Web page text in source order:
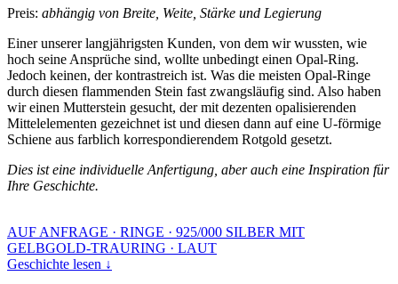
Preis: abhängig von Breite, Weite, Stärke und Legierung
Einer unserer langjährigsten Kunden, von dem wir wussten, wie
hoch seine Ansprüche sind, wollte unbedingt einen Opal-Ring.
Jedoch keinen, der kontrastreich ist. Was die meisten Opal-Ringe
durch diesen flammenden Stein fast zwangsläufig sind. Also haben
wir einen Mutterstein gesucht, der mit dezenten opalisierenden
Mittelelementen gezeichnet ist und diesen dann auf eine U-förmige
Schiene aus farblich korrespondierendem Rotgold gesetzt.
Dies ist eine individuelle Anfertigung, aber auch eine Inspiration für
Ihre Geschichte.
AUF ANFRAGE · RINGE · 925/000 SILBER MIT
GELBGOLD-TRAURING · LAUT
Geschichte lesen ↓